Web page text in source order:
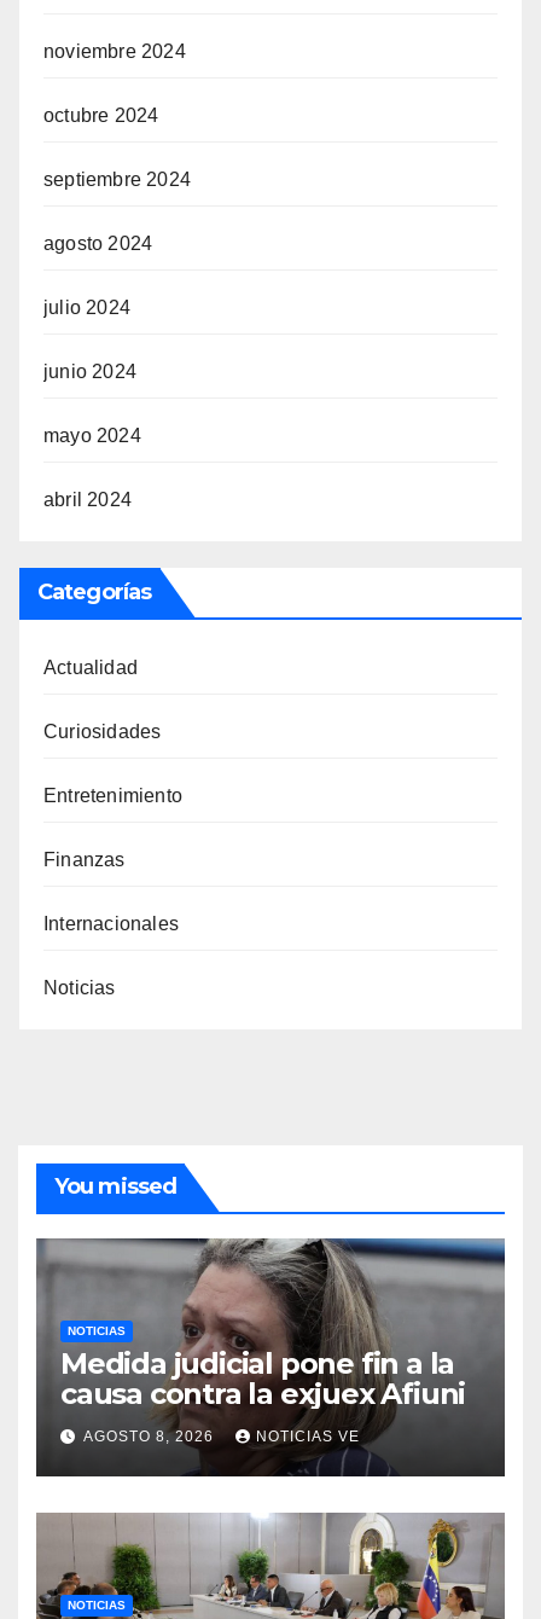
noviembre 2024
octubre 2024
septiembre 2024
agosto 2024
julio 2024
junio 2024
mayo 2024
abril 2024
Categorías
Actualidad
Curiosidades
Entretenimiento
Finanzas
Internacionales
Noticias
You missed
NOTICIAS
Medida judicial pone fin a la
causa contra la exjuex Afiuni
AGOSTO 8, 2026 NOTICIAS VE
NOTICIAS